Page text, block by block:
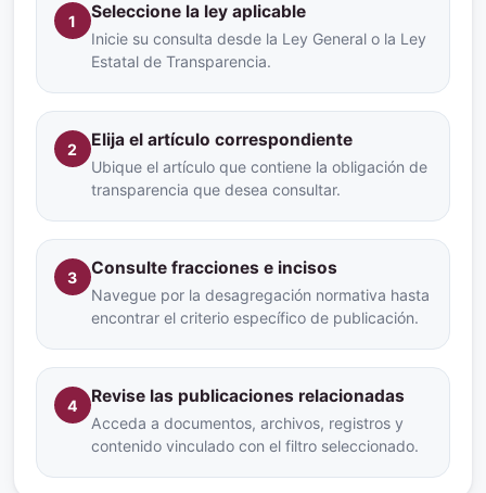
1 Seleccione la ley aplicable
Inicie su consulta desde la Ley General o la Ley
Estatal de Transparencia.
2 Elija el artículo correspondiente
Ubique el artículo que contiene la obligación de
transparencia que desea consultar.
3 Consulte fracciones e incisos
Navegue por la desagregación normativa hasta
encontrar el criterio específico de publicación.
4 Revise las publicaciones relacionadas
Acceda a documentos, archivos, registros y
contenido vinculado con el filtro seleccionado.